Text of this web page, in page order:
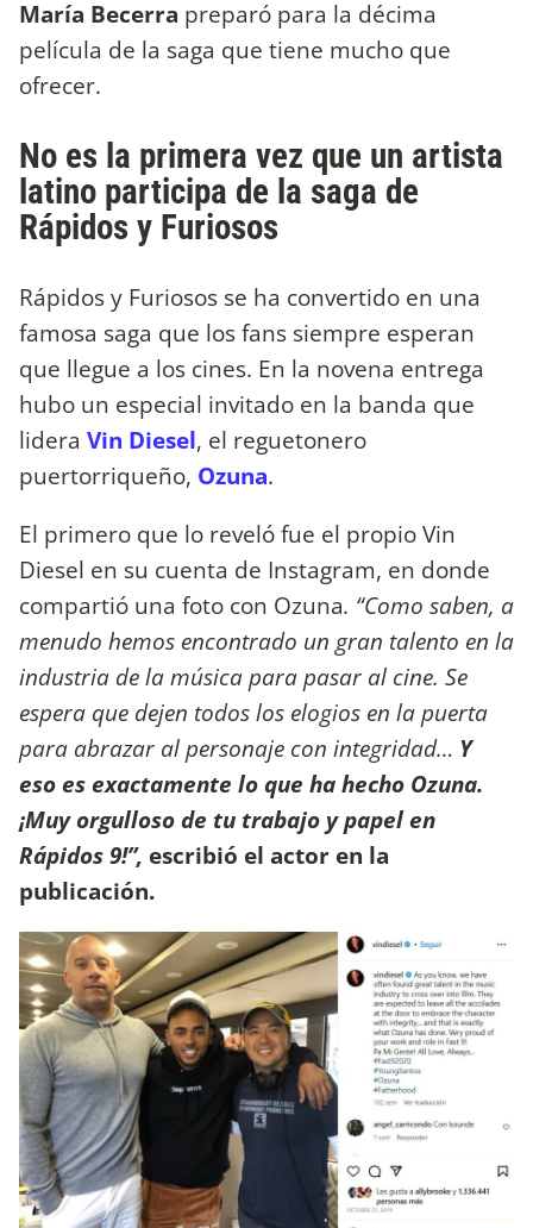
María Becerra preparó para la décima
película de la saga que tiene mucho que
ofrecer.
No es la primera vez que un artista
latino participa de la saga de
Rápidos y Furiosos
Rápidos y Furiosos se ha convertido en una
famosa saga que los fans siempre esperan
que llegue a los cines. En la novena entrega
hubo un especial invitado en la banda que
lidera Vin Diesel, el reguetonero
puertorriqueño, Ozuna.
El primero que lo reveló fue el propio Vin
Diesel en su cuenta de Instagram, en donde
compartió una foto con Ozuna. “Como saben, a
menudo hemos encontrado un gran talento en la
industria de la música para pasar al cine. Se
espera que dejen todos los elogios en la puerta
para abrazar al personaje con integridad… Y
eso es exactamente lo que ha hecho Ozuna.
¡Muy orgulloso de tu trabajo y papel en
Rápidos 9!”, escribió el actor en la
publicación.